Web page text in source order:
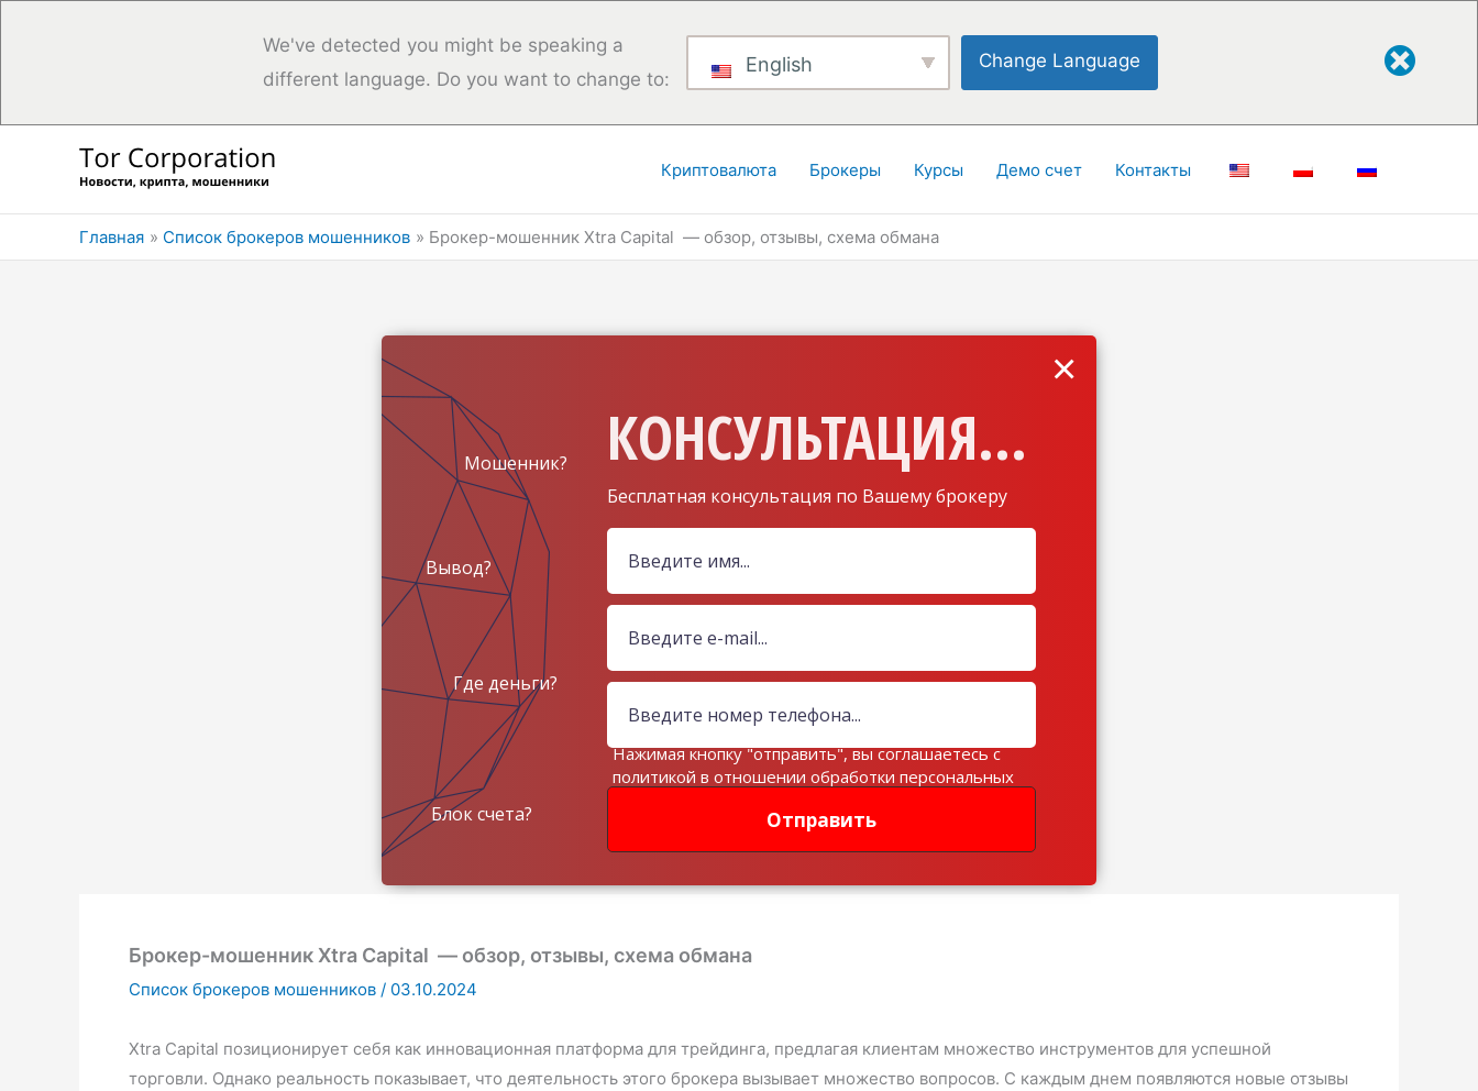
We've detected you might be speaking a
different language. Do you want to change to:
English Change Language
Криптовалюта Брокеры Курсы Демо счет Контакты
Главная Список брокеров мошенников Брокер-мошенник Xtra Capital — обзор, отзывы, схема обмана
КОНСУЛЬТАЦИЯ...
Бесплатная консультация по Вашему брокеру
Мошенник?
Вывод?
Где деньги?
Блок счета? Отправить
×
Нажимая кнопку "отправить", вы соглашаетесь с
политикой в отношении обработки персональных
Брокер-мошенник Xtra Capital — обзор, отзывы, схема обмана
Список брокеров мошенников / 03.10.2024
Xtra Capital позиционирует себя как инновационная платформа для трейдинга, предлагая клиентам множество инструментов для успешной
торговли. Однако реальность показывает, что деятельность этого брокера вызывает множество вопросов. С каждым днем появляются новые отзывы